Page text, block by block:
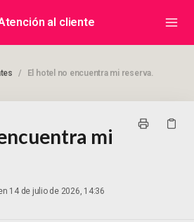
al cliente
/ El hotel no encuentra mi reserva.
mi
14 de julio de 2026, 14:36